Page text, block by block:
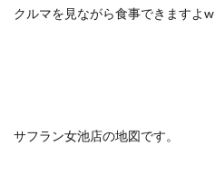
クルマを見ながら食事できますよw
サフラン女池店の地図です。